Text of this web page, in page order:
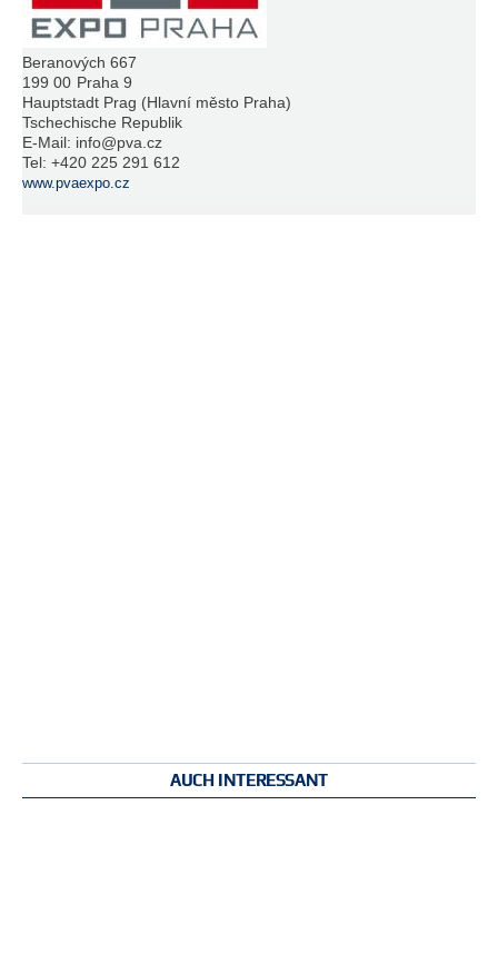
Beranových 667
199 00 Praha 9
Hauptstadt Prag (Hlavní město Praha)
Tschechische Republik
E-Mail: info@pva.cz
Tel: +420 225 291 612
www.pvaexpo.cz
AUCH INTERESSANT